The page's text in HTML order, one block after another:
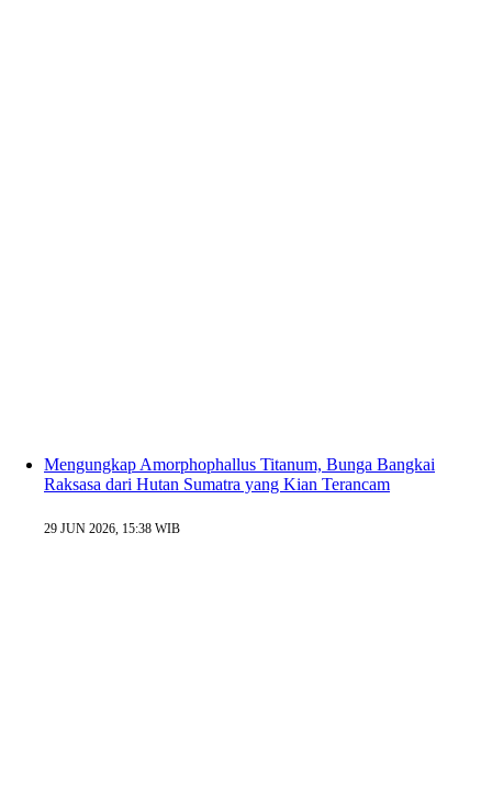
Mengungkap Amorphophallus Titanum, Bunga Bangkai
Raksasa dari Hutan Sumatra yang Kian Terancam
29 JUN 2026, 15:38 WIB